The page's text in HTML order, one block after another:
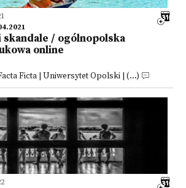
/ ogólnopolska
online
Ficta | Uniwersytet Opolski | (...)